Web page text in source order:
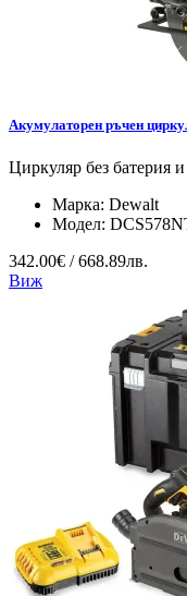
Акумулаторен ръчен
Циркуляр без батерия
Марка: Dewalt
Модел:
342.00€ / 668.89лв.
Виж